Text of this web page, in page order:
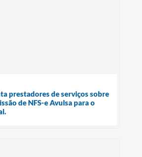
prestadores de serviços sobre
de NFS-e Avulsa para o